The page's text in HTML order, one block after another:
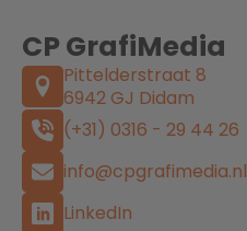
CP GrafiMedia
Pittelderstraat 8
6942 GJ Didam
(+31) 0316 - 29 44 26
info@cpgrafimedia.nl
LinkedIn